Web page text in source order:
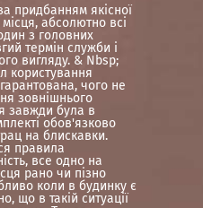
придбанням якісної
абсолютно всі
з головних
термін служби і
вигляду. & Nbsp;
користування
чого не
зовнішнього
завжди була в
обов'язково
на блискавки.
правила
все одно на
рано чи пізно
коли в будинку є
що в такій ситуації